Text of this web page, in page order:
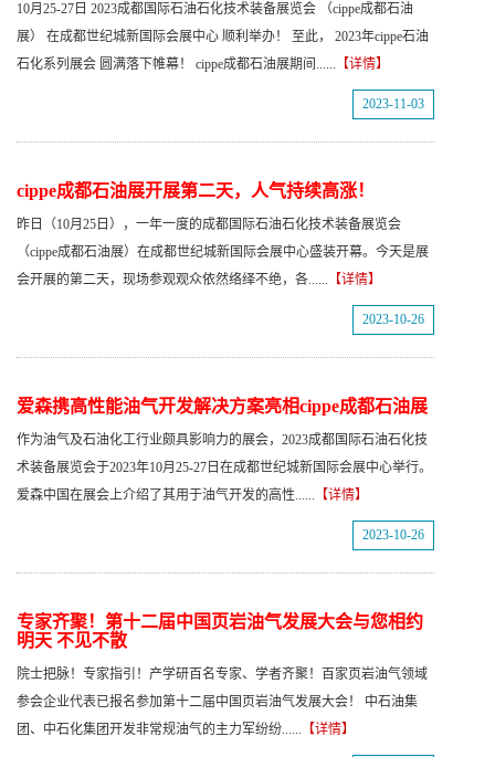
10月25-27日 2023成都国际石油石化技术装备展览会 （cippe成都石油
展） 在成都世纪城新国际会展中心 顺利举办！ 至此， 2023年cippe石油
石化系列展会 圆满落下帷幕！ cippe成都石油展期间...... 【详情】
2023-11-03
cippe成都石油展开展第二天，人气持续高涨！
昨日（10月25日），一年一度的成都国际石油石化技术装备展览会
（cippe成都石油展）在成都世纪城新国际会展中心盛装开幕。今天是展
会开展的第二天，现场参观观众依然络绎不绝，各...... 【详情】
2023-10-26
爱森携高性能油气开发解决方案亮相cippe成都石油展
作为油气及石油化工行业颇具影响力的展会，2023成都国际石油石化技
术装备展览会于2023年10月25-27日在成都世纪城新国际会展中心举行。
爱森中国在展会上介绍了其用于油气开发的高性...... 【详情】
2023-10-26
专家齐聚！第十二届中国页岩油气发展大会与您相约
明天 不见不散
院士把脉！专家指引！产学研百名专家、学者齐聚！百家页岩油气领域
参会企业代表已报名参加第十二届中国页岩油气发展大会！ 中石油集
团、中石化集团开发非常规油气的主力军纷纷...... 【详情】